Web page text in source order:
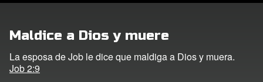
Maldice a Dios y muere
La esposa de Job le dice que maldiga a Dios y muera.
Job 2:9